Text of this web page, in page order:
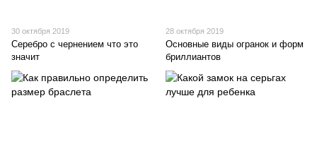
30 октября 2019
Серебро с чернением что это
значит
28 октября 2019
Основные виды огранок и форм
бриллиантов